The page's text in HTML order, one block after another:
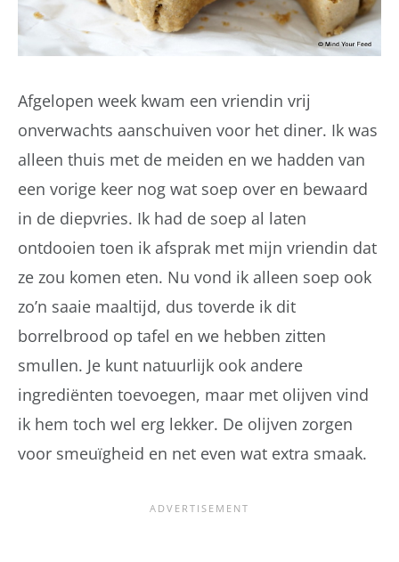
Afgelopen week kwam een vriendin vrij
onverwachts aanschuiven voor het diner. Ik was
alleen thuis met de meiden en we hadden van
een vorige keer nog wat soep over en bewaard
in de diepvries. Ik had de soep al laten
ontdooien toen ik afsprak met mijn vriendin dat
ze zou komen eten. Nu vond ik alleen soep ook
zo’n saaie maaltijd, dus toverde ik dit
borrelbrood op tafel en we hebben zitten
smullen. Je kunt natuurlijk ook andere
ingrediënten toevoegen, maar met olijven vind
ik hem toch wel erg lekker. De olijven zorgen
voor smeuïgheid en net even wat extra smaak.